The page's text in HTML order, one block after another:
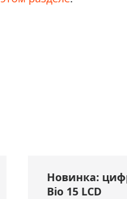
Фотооборудование
Новинка:
Bio 15 LCD